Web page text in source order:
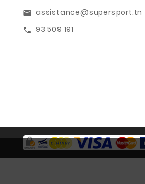
email assistance@supersport.tn
call 93 509 191